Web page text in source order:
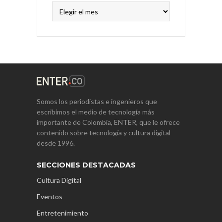
Somos los periodistas e ingenieros que
escribimos el medio de tecnología más
importante de Colombia, ENTER, que le ofrece
contenido sobre tecnología y cultura digital
desde 1996.
SECCIONES DESTACADAS
Cultura Digital
Eventos
Entretenimiento